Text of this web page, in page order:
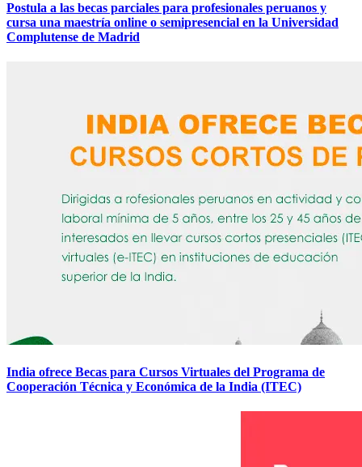
Postula a las becas parciales para profesionales peruanos y
cursa una maestría online o semipresencial en la Universidad
Complutense de Madrid
India ofrece Becas para Cursos Virtuales del Programa de
Cooperación Técnica y Económica de la India (ITEC)